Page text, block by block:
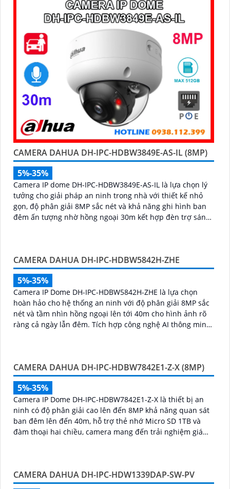
CAMERA DAHUA DH-IPC-HDBW3849E-AS-IL (8MP)
5%-35%
Camera IP dome DH-IPC-HDBW3849E-AS-IL là lựa chọn lý
tưởng cho giải pháp an ninh trong nhà với thiết kế nhỏ
gọn, độ phân giải 8MP sắc nét và khả năng ghi hình ban
đêm ấn tượng nhờ hồng ngoại 30m kết hợp đèn trợ sáng.
quả
CAMERA DAHUA DH-IPC-HDBW5842H-ZHE
5%-35%
Camera IP Dome DH-IPC-HDBW5842H-ZHE là lựa chọn
hoàn hảo cho hệ thống an ninh với độ phân giải 8MP sắc
nét và tầm nhìn hồng ngoại lên tới 40m cho hình ảnh rõ
ràng cả ngày lẫn đêm. Tích hợp công nghệ AI thông minh
CAMERA DAHUA DH-IPC-HDBW7842E1-Z-X (8MP)
5%-35%
Camera IP Dome DH-IPC-HDBW7842E1-Z-X là thiết bị an
ninh có độ phân giải cao lên đến 8MP khả năng quan sát
ban đêm lên đến 40m, hỗ trợ thẻ nhớ Micro SD 1TB và
đàm thoại hai chiều, camera mang đến trải nghiệm giám
CAMERA DAHUA DH-IPC-HDW1339DAP-SW-PV